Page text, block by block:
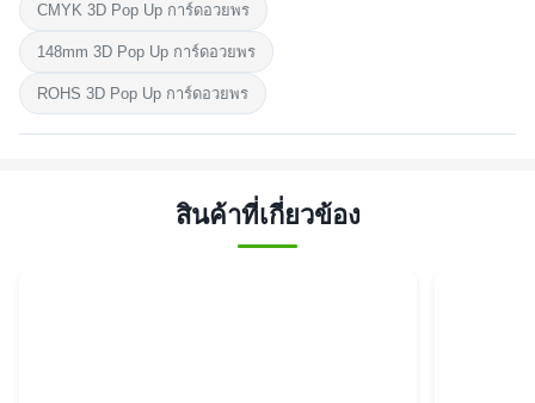
CMYK 3D Pop Up การ์ดอวยพร
148mm 3D Pop Up การ์ดอวยพร
ROHS 3D Pop Up การ์ดอวยพร
สินค้าที่เกี่ยวข้อง